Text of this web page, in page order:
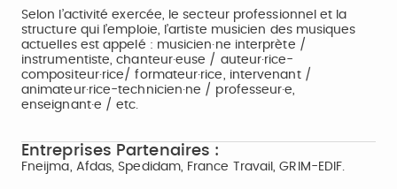
Selon l’activité exercée, le secteur professionnel et la
structure qui l’emploie, l’artiste musicien des musiques
actuelles est appelé : musicien·ne interprète /
instrumentiste, chanteur·euse / auteur·rice-
compositeur·rice/ formateur·rice, intervenant /
animateur·rice-technicien·ne / professeur·e,
enseignant·e / etc.
Entreprises Partenaires :
Fneijma, Afdas, Spedidam, France Travail, GRIM-EDIF.